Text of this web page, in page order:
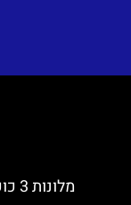
מלונות 3 כוכבים זולים בדוברובניק